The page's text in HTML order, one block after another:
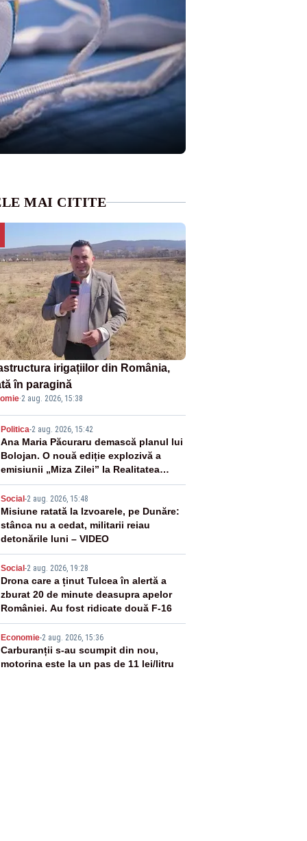
MAI CITITE
irigațiilor din România,
în paragină
·2 aug. 2026, 15:38
Politica-2 aug. 2026, 15:42
Ana Maria Păcuraru demască planul lui
Bolojan. O nouă ediție explozivă a
emisiunii „Miza Zilei” la Realitatea
PLUS
Social -2 aug. 2026, 15:48
Misiune ratată la Izvoarele, pe Dunăre:
stânca nu a cedat, militarii reiau
detonările luni – VIDEO
Social -2 aug. 2026, 19:28
Drona care a ținut Tulcea în alertă a
zburat 20 de minute deasupra apelor
României. Au fost ridicate două F-16
Economie-2 aug. 2026, 15:36
Carburanții s-au scumpit din nou,
motorina este la un pas de 11 lei/litru